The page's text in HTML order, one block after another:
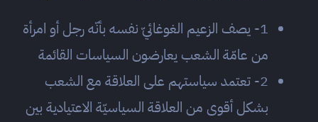
1- يصف الزعيم الغوغائيّ نفسه بأنّه رجل أو امرأة
من عامّة الشعب يعارضون السياسات القائمة
2- تعتمد سياستهم على العلاقة مع الشعب
بشكل أقوى من العلاقة السياسيّة الاعتيادية بين